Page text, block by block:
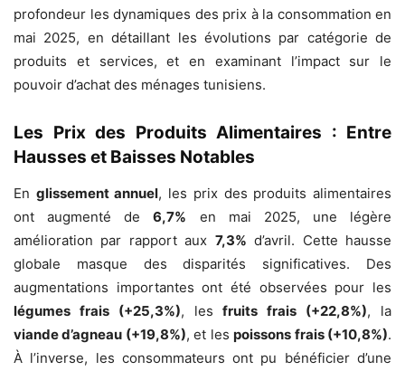
profondeur les dynamiques des prix à la consommation en
mai 2025, en détaillant les évolutions par catégorie de
produits et services, et en examinant l’impact sur le
pouvoir d’achat des ménages tunisiens.
Les Prix des Produits Alimentaires : Entre
Hausses et Baisses Notables
En glissement annuel, les prix des produits alimentaires
ont augmenté de6,7% en mai 2025, une légère
amélioration par rapport aux 7,3% d’avril. Cette hausse
globale masque des disparités significatives. Des
augmentations importantes ont été observées pour les
légumes frais (+25,3%), lesfruits frais (+22,8%), la
viande d’agneau (+19,8%), et lespoissons frais (+10,8%).
À l’inverse, les consommateurs ont pu bénéficier d’une